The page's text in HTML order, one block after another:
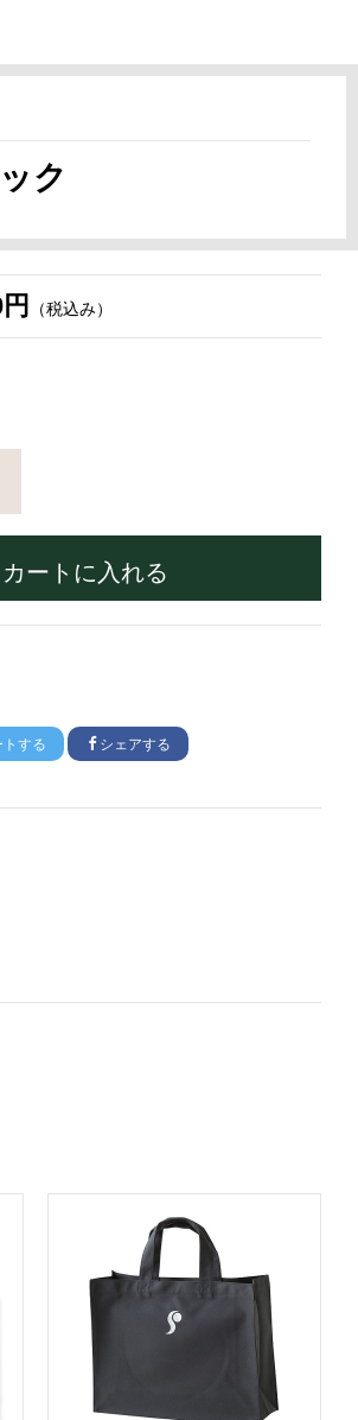
ク
（税込み）
カートに入れる
トする シェアする